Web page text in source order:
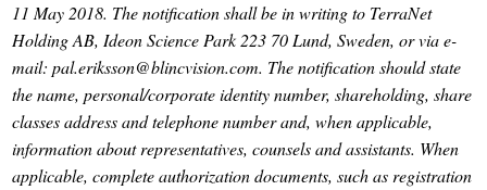
11 May 2018. The notification shall be in writing to TerraNet
Holding AB, Ideon Science Park 223 70 Lund, Sweden, or via e-
mail: pal.eriksson@blincvision.com. The notification should state
the name, personal/corporate identity number, shareholding, share
classes address and telephone number and, when applicable,
information about representatives, counsels and assistants. When
applicable, complete authorization documents, such as registration